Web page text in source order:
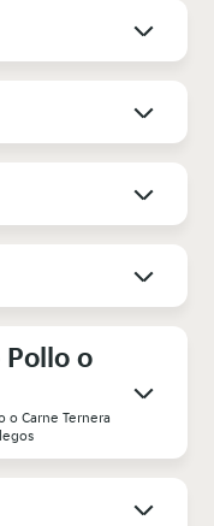
Pollo o
o Carne Ternera